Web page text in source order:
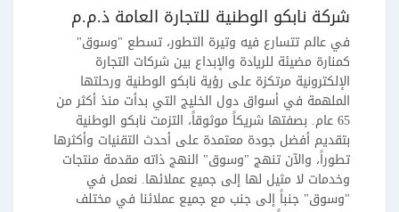
شركة نابكو الوطنية للتجارة العامة ذ.م.م
في عالم تتسارع فيه وتيرة التطور، تسطع "وسوق"
كمنارة مضيئة للريادة والإبداع بين شركات التجارة
الإلكترونية مرتكزة على رؤية نابكو الوطنية ورحلتها
الملهمة في أسواق دول الخليج التي بدأت منذ أكثر من
65 عام. بصفتها شريكاً موثوقاً، التزمت نابكو الوطنية
بتقديم أفضل جودة معتمدة على أحدث التقنيات وأكثرها
تطوراً، والآن تنهج "وسوق" النهج ذاته مقدمة منتجات
وخدمات لا مثيل لها إلى جميع عملائها. نعمل في
"وسوق" جنباً إلى جنب مع جميع عملائنا في مختلف